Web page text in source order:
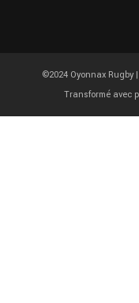
©2024 Oyonnax Rugby |
Transformé avec